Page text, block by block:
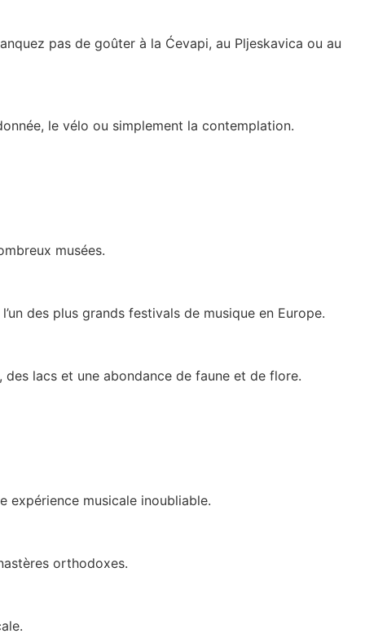
pas de goûter à la Ćevapi, au Pljeskavica ou au
le vélo ou simplement la contemplation.
musées.
des plus grands festivals de musique en Europe.
lacs et une abondance de faune et de flore.
expérience musicale inoubliable.
orthodoxes.